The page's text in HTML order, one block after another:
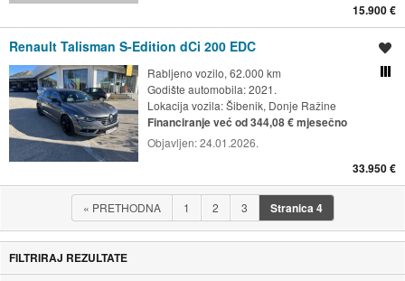
15.900 €
Renault Talisman S-Edition dCi 200 EDC
Rabljeno vozilo, 62.000 km
Godište automobila: 2021.
Lokacija vozila:Šibenik, Donje Ražine
Financiranje već od 344,08 € mjesečno
Objavljen:24.01.2026.
33.950 €
« PRETHODNA 1 2 3 Stranica4
FILTRIRAJ REZULTATE